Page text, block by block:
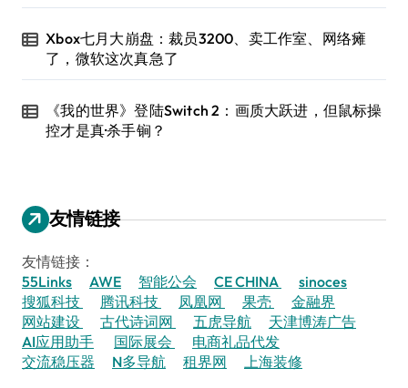
Xbox七月大崩盘：裁员3200、卖工作室、网络瘫
了，微软这次真急了
《我的世界》登陆Switch 2：画质大跃进，但鼠标操
控才是真·杀手锏？
友情链接
友情链接：
55Links
AWE 智能公会 CE CHINA
sinoces
搜狐科技
腾讯科技 凤凰网 果壳
金融界
网站建设
古代诗词网 五虎导航
天津博涛广告
AI应用助手
国际展会
电商礼品代发
交流稳压器
N多导航 租界网 上海装修